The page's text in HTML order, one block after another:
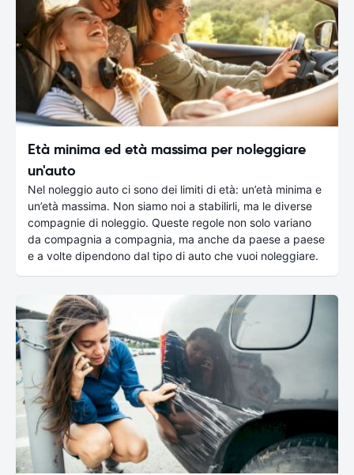
Età minima ed età massima per noleggiare
un'auto
Nel noleggio auto ci sono dei limiti di età: un’età minima e
un’età massima. Non siamo noi a stabilirli, ma le diverse
compagnie di noleggio. Queste regole non solo variano
da compagnia a compagnia, ma anche da paese a paese
e a volte dipendono dal tipo di auto che vuoi noleggiare.